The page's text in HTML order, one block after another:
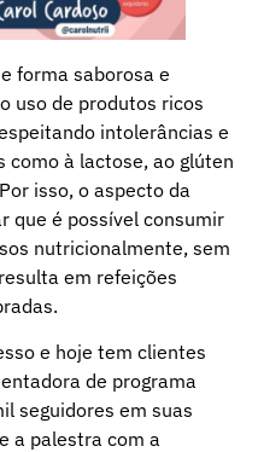
forma saborosa e
uso de produtos ricos
intolerâncias e
como à lactose, ao glúten
isso, o aspecto da
que é possível consumir
nutricionalmente, sem
em refeições
e hoje tem clientes
de programa
seguidores em suas
a palestra com a